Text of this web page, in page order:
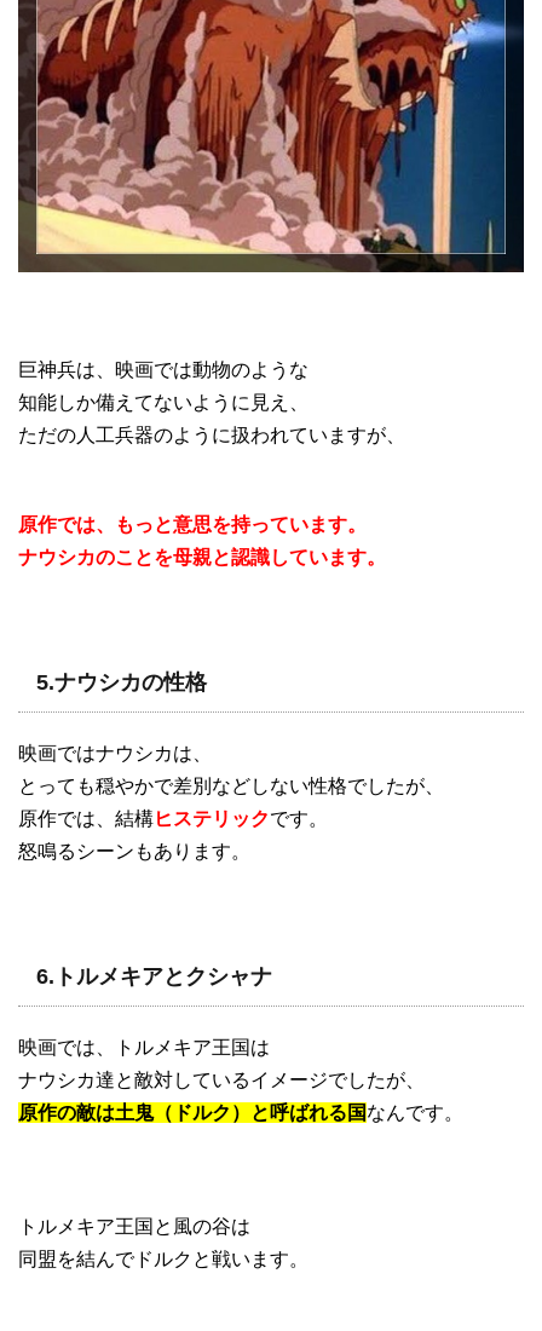
巨神兵は、映画では動物のような
知能しか備えてないように見え、
ただの人工兵器のように扱われていますが、
原作では、もっと意思を持っています。
ナウシカのことを母親と認識しています。
5.ナウシカの性格
映画ではナウシカは、
とっても穏やかで差別などしない性格でしたが、
原作では、結構ヒステリックです。
怒鳴るシーンもあります。
6.トルメキアとクシャナ
映画では、トルメキア王国は
ナウシカ達と敵対しているイメージでしたが、
原作の敵は土鬼（ドルク）と呼ばれる国なんです。
トルメキア王国と風の谷は
同盟を結んでドルクと戦います。